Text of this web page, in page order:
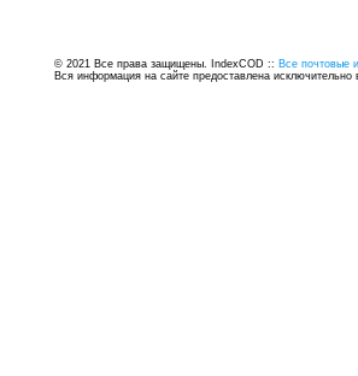
© 2021 Все права защищены. IndexCOD :: Все почтовые
Вся информация на сайте предоставлена